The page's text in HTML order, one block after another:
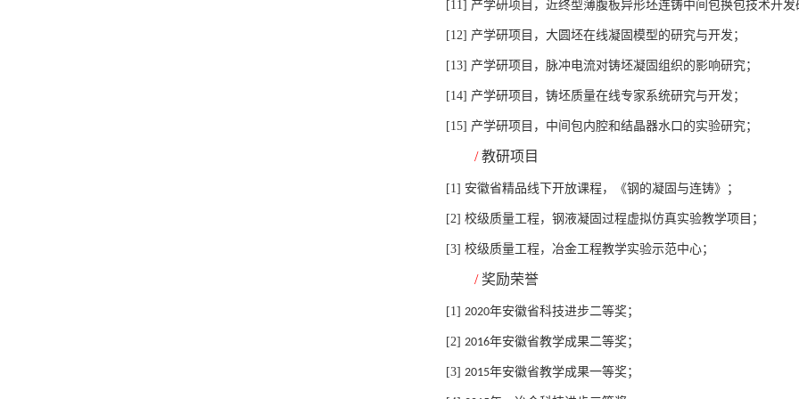
[11] 产学研项目，近终型薄腹板异形坯连铸中间包换包技术开发
[12] 产学研项目，大圆坯在线凝固模型的研究与开发；
[13] 产学研项目，脉冲电流对铸坯凝固组织的影响研究；
[14] 产学研项目，铸坯质量在线专家系统研究与开发；
[15] 产学研项目，中间包内腔和结晶器水口的实验研究；
/ 教研项目
[1] 安徽省精品线下开放课程，《钢的凝固与连铸》 ；
[2] 校级质量工程， 钢液凝固过程虚拟仿真实验教学项目 ；
[3] 校级质量工程， 冶金工程教学实验示范中心；
/ 奖励荣誉
[1] 2020年安徽省科技进步二等奖；
[2] 2016年安徽省教学成果二等奖；
[3] 2015年安徽省教学成果一等奖；